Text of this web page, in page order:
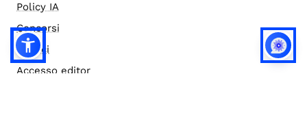
Policy IA
Concorsi
Bilanci
Accesso editor